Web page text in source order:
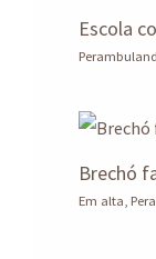
Escola
Brechó
Em alta,